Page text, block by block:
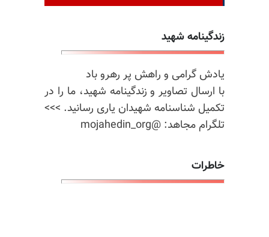
زندگینامه شهید
یادش گرامی و راهش پر رهرو باد
با ارسال تصاویر و زندگینامه شهید، ما را در
تکمیل شناسنامه شهیدان یاری رسانید. >>>
تلگرام مجاهد: @mojahedin_org
خاطرات